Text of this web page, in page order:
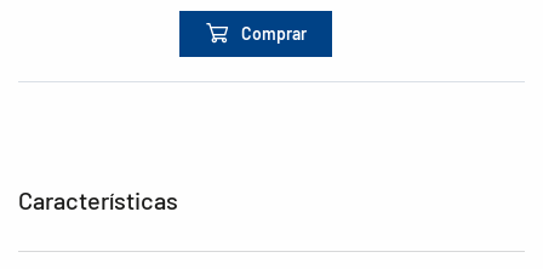
Comprar
Características